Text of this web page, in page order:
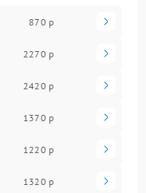
870 р
2270 р
2420 р
1370 р
1220 р
1320 р